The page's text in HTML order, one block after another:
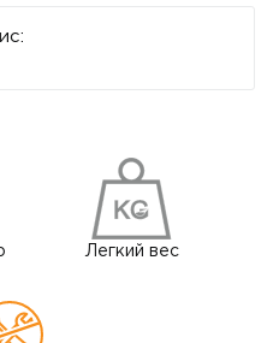
Легкий вес